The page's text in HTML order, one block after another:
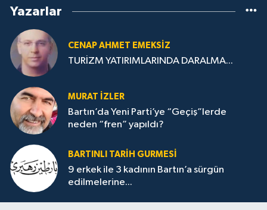
Yazarlar
CENAP AHMET EMEKSİZ
TURİZM YATIRIMLARINDA DARALMA...
MURAT İZLER
Bartın’da Yeni Parti’ye “Geçiş”lerde
neden “fren” yapıldı?
BARTINLI TARIH GURMESI
9 erkek ile 3 kadının Bartın’a sürgün
edilmelerine...